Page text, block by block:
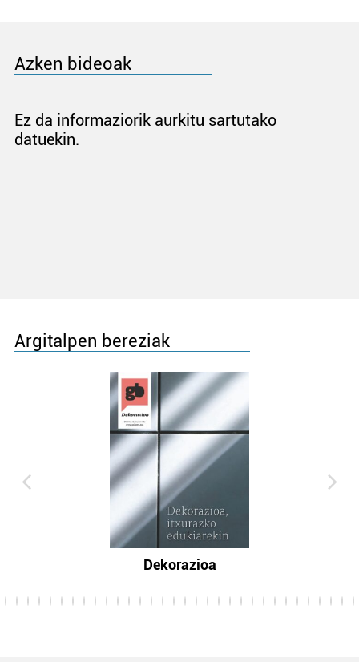
Azken bideoak
Ez da informaziorik aurkitu sartutako
datuekin.
Argitalpen bereziak
Dekorazioa